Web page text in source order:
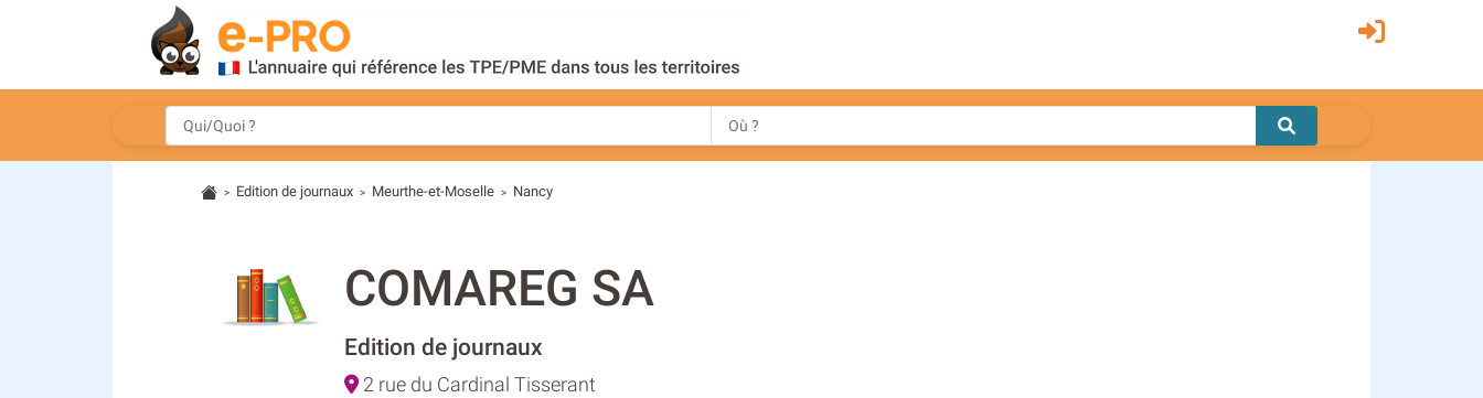
> Edition de journaux > Meurthe-et-Moselle > Nancy
COMAREG SA
Edition de journaux
2 rue du Cardinal Tisserant